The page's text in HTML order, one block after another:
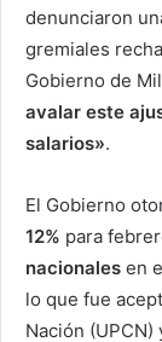
denunciaron
gremiales
Gobierno de
avalar este
salarios».
El Gobierno
12% para
nacionales en
lo que fue
Nación (UPCN)